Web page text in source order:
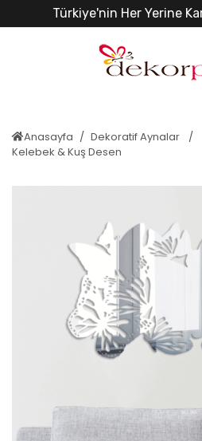
Türkiye'nin Her Yerine
Anasayfa
Dekoratif Aynalar
Kelebek & Kuş Desen